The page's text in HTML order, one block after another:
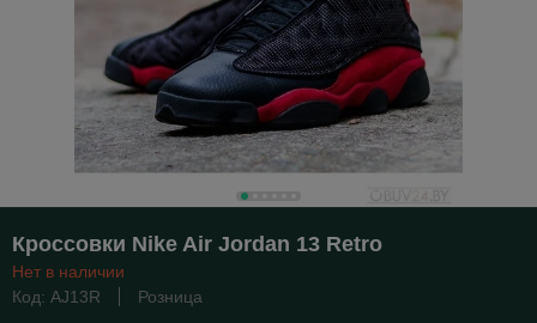
Кроссовки Nike Air Jordan 13 Retro
Нет в наличии
Код: AJ13R
Розница